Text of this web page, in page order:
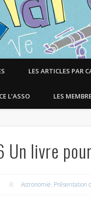
LES ARTICLES PAR
L’ASSO LES
livre
Astronomie, Présentation